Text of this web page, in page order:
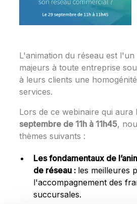
L'animation du réseau est l'un
majeurs à toute entreprise
à leurs clients une
services.
Lors de ce webinaire qui aura
septembre de 11h à 11h45,
thèmes suivants :
Les fondamentaux de
de réseau : les meilleures
l'accompagnement des
succursales.